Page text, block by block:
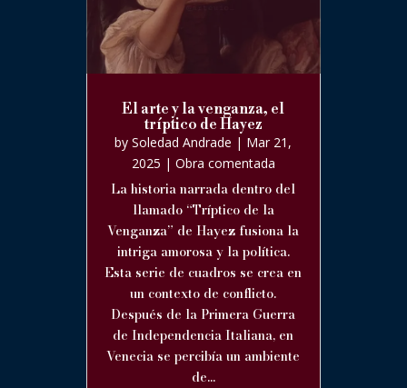
El arte y la venganza, el
tríptico de Hayez
bySoledad Andrade | Mar 21,
2025 | Obra comentada
La historia narrada dentro del
llamado “Tríptico de la
Venganza” de Hayez fusiona la
intriga amorosa y la política.
Esta serie de cuadros se crea en
un contexto de conflicto.
Después de la Primera Guerra
de Independencia Italiana, en
Venecia se percibía un ambiente
de...